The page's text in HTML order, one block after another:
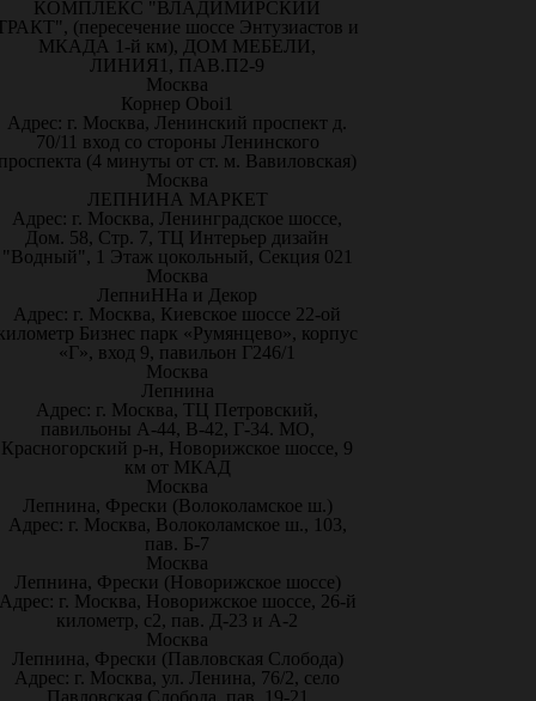
КОМПЛЕКС "ВЛАДИМИРСКИЙ
(пересечение шоссе Энтузиастов и
МКАДА 1-й км), ДОМ МЕБЕЛИ,
ЛИНИЯ1, ПАВ.П2-9
Москва
Корнер Oboi1
Адрес: г. Москва, Ленинский проспект д.
70/11 вход со стороны Ленинского
(4 минуты от ст. м. Вавиловская)
Москва
ЛЕПНИНА МАРКЕТ
Адрес: г. Москва, Ленинградское шоссе,
Дом. 58, Стр. 7, ТЦ Интерьер дизайн
"Водный", 1 Этаж цокольный, Секция 021
Москва
ЛепниННа и Декор
Адрес: г. Москва, Киевское шоссе 22-ой
Бизнес парк «Румянцево», корпус
«Г», вход 9, павильон Г246/1
Москва
Лепнина
Адрес: г. Москва, ТЦ Петровский,
павильоны А-44, В-42, Г-34. МО,
Красногорский р-н, Новорижское шоссе, 9
км от МКАД
Москва
Лепнина, Фрески (Волоколамское ш.)
Адрес: г. Москва, Волоколамское ш., 103,
пав. Б-7
Москва
Лепнина, Фрески (Новорижское шоссе)
г. Москва, Новорижское шоссе, 26-й
километр, с2, пав. Д-23 и А-2
Москва
Лепнина, Фрески (Павловская Слобода)
Адрес: г. Москва, ул. Ленина, 76/2, село
Павловская Слобода, пав. 19-21